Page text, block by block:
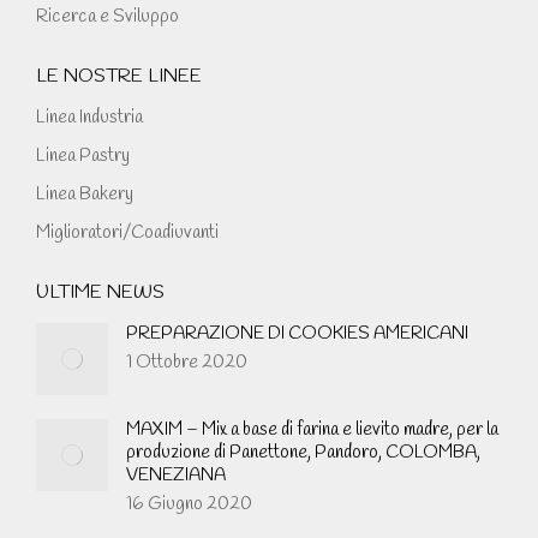
Ricerca e Sviluppo
LE NOSTRE LINEE
Linea Industria
Linea Pastry
Linea Bakery
Miglioratori/Coadiuvanti
ULTIME NEWS
PREPARAZIONE DI COOKIES AMERICANI
1 Ottobre 2020
MAXIM – Mix a base di farina e lievito madre, per la
produzione di Panettone, Pandoro, COLOMBA,
VENEZIANA
16 Giugno 2020